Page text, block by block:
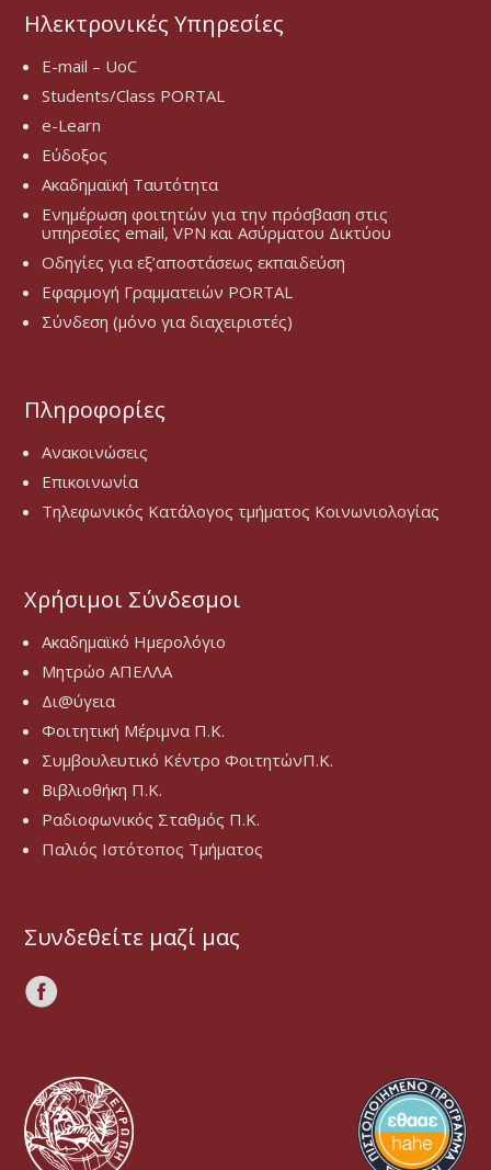
Ηλεκτρονικές Υπηρεσίες
E-mail – UoC
Students/Class PORTAL
e-Learn
Εύδοξος
Ακαδημαϊκή Ταυτότητα
Ενημέρωση φοιτητών για την πρόσβαση στις
υπηρεσίες email, VPN και Ασύρματου Δικτύου
Οδηγίες για εξ’αποστάσεως εκπαιδεύση
Εφαρμογή Γραμματειών PORTAL
Σύνδεση (μόνο για διαχειριστές)
Πληροφορίες
Ανακοινώσεις
Επικοινωνία
Τηλεφωνικός Κατάλογος τμήματος Κοινωνιολογίας
Χρήσιμοι Σύνδεσμοι
Ακαδημαϊκό Ημερολόγιο
Μητρώο ΑΠΕΛΛΑ
Δι@ύγεια
Φοιτητική Μέριμνα Π.Κ.
Συμβουλευτικό Κέντρο ΦοιτητώνΠ.Κ.
Βιβλιοθήκη Π.Κ.
Ραδιοφωνικός Σταθμός Π.Κ.
Παλιός Ιστότοπος Τμήματος
Συνδεθείτε μαζί μας